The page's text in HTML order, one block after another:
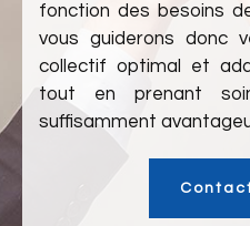
fonction des besoins
vous guiderons donc
collectif optimal et
tout en prenant
suffisamment